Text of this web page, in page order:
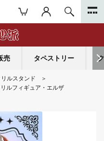
売 タペストリー
ルスタンド
ルフィギュア・エルザ